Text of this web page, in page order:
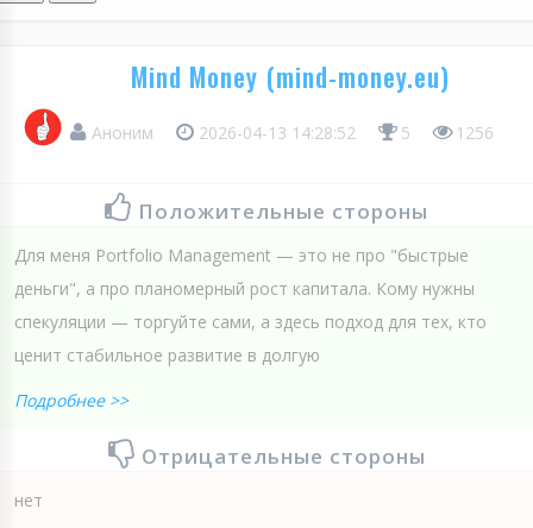
Mind Money (mind-money.eu)
Аноним 2026-04-13 14:28:52 5 1256
Положительные стороны
Для меня Portfolio Management — это не про "быстрые
деньги", а про планомерный рост капитала. Кому нужны
спекуляции — торгуйте сами, а здесь подход для тех, кто
ценит стабильное развитие в долгую
Подробнее >>
Отрицательные стороны
нет